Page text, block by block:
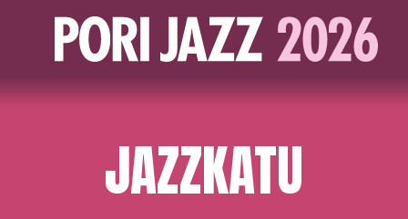
JAZZKATU